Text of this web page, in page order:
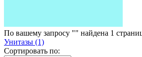
По вашему запросу "" найдена 1
Унитазы (1)
Сортировать по: